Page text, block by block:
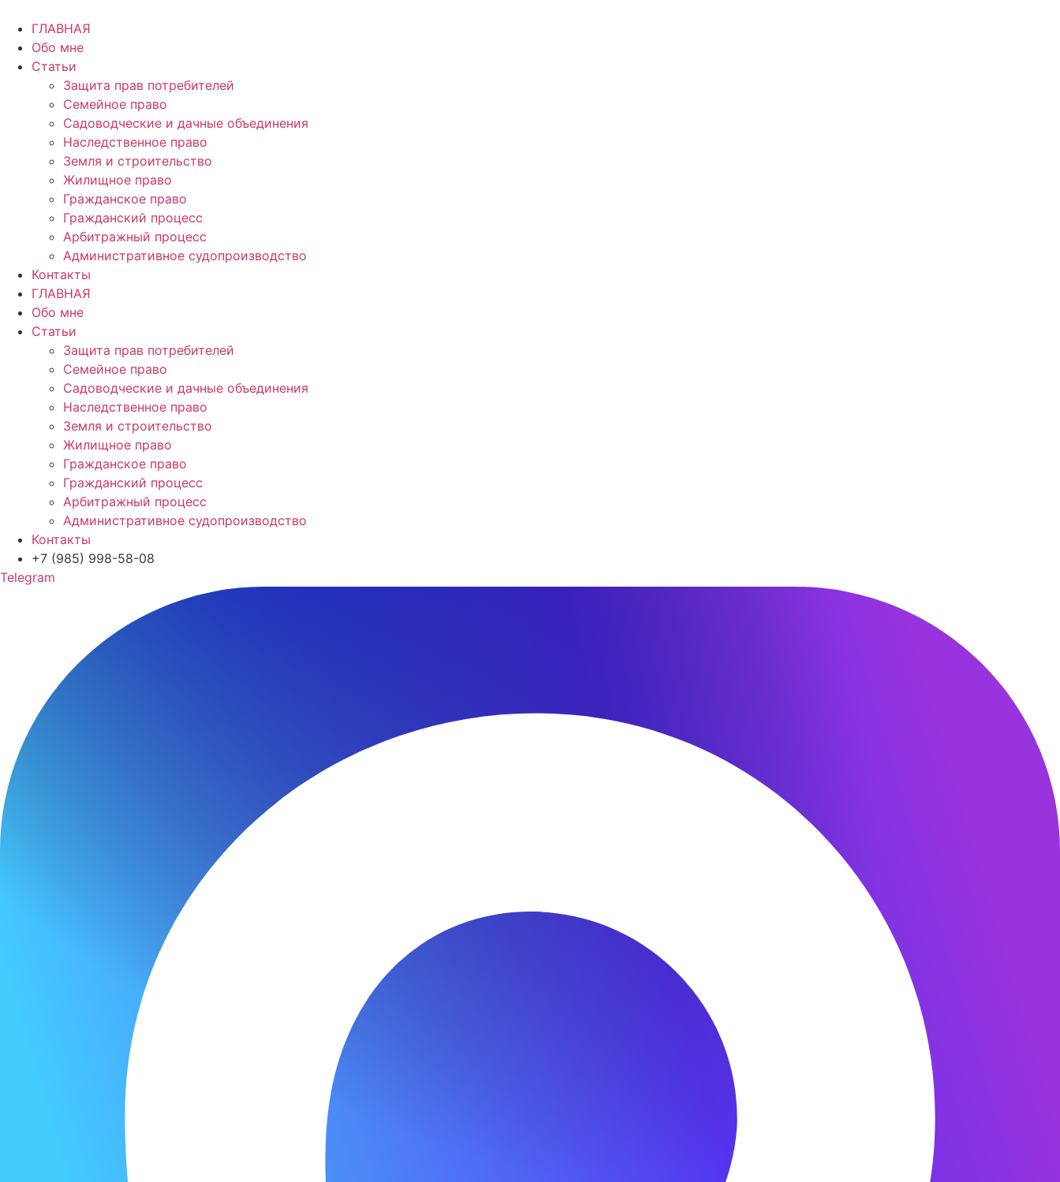
содержимому
ГЛАВНАЯ
Обо мне
Статьи
Защита прав потребителей
Семейное право
Садоводческие и дачные объединения
Наследственное право
Земля и строительство
Жилищное право
Гражданское право
Гражданский процесс
Арбитражный процесс
Административное судопроизводство
Контакты
ГЛАВНАЯ
Обо мне
Статьи
Защита прав потребителей
Семейное право
Садоводческие и дачные объединения
Наследственное право
Земля и строительство
Жилищное право
Гражданское право
Гражданский процесс
Арбитражный процесс
Административное судопроизводство
Контакты
+7 (985) 998-58-08
Telegram